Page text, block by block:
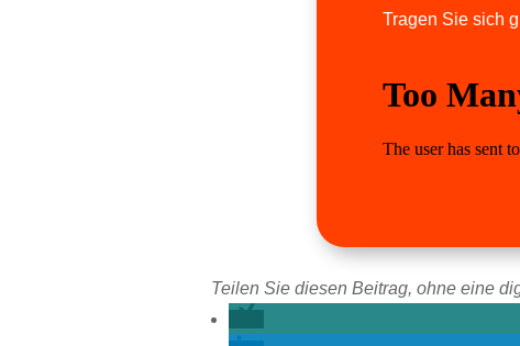
Tragen Sie sich
Teilen Sie diesen Beitrag, ohne eine